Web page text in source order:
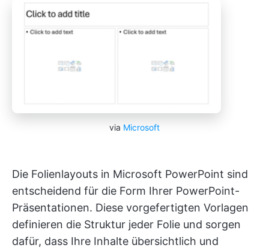
via Microsoft
Die Folienlayouts in Microsoft PowerPoint sind
entscheidend für die Form Ihrer PowerPoint-
Präsentationen. Diese vorgefertigten Vorlagen
definieren die Struktur jeder Folie und sorgen
dafür, dass Ihre Inhalte übersichtlich und